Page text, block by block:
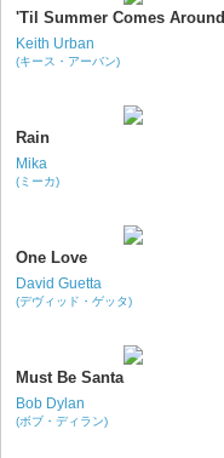
'Til Summer Comes Around
Keith Urban
(キース・アーバン)
Rain
Mika
(ミーカ)
One Love
David Guetta
(デヴィッド・ゲッタ)
Must Be Santa
Bob Dylan
(ボブ・ディラン)